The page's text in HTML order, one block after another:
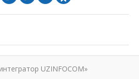
UZINFOCOM»